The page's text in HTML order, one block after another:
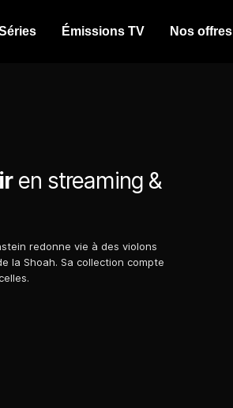
Émissions TV Nos offres
en streaming &
redonne vie à des violons
la Shoah. Sa collection compte